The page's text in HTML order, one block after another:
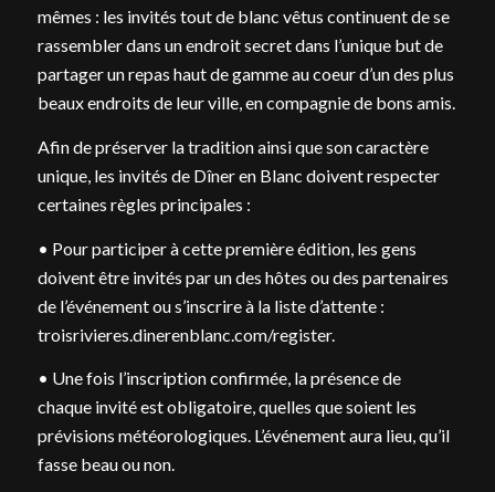
mêmes : les invités tout de blanc vêtus continuent de se
rassembler dans un endroit secret dans l’unique but de
partager un repas haut de gamme au coeur d’un des plus
beaux endroits de leur ville, en compagnie de bons amis.
Afin de préserver la tradition ainsi que son caractère
unique, les invités de Dîner en Blanc doivent respecter
certaines règles principales :
• Pour participer à cette première édition, les gens
doivent être invités par un des hôtes ou des partenaires
de l’événement ou s’inscrire à la liste d’attente :
troisrivieres.dinerenblanc.com/register.
• Une fois l’inscription confirmée, la présence de
chaque invité est obligatoire, quelles que soient les
prévisions météorologiques. L’événement aura lieu, qu’il
fasse beau ou non.